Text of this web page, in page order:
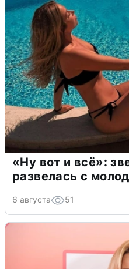
«Ну вот и всё»:
развелась с
6 августа 51